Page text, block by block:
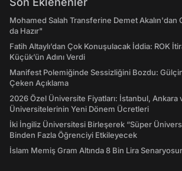
Mohamed Salah Transferine Demet Akalın'dan
da Hazır"
Fatih Altaylı’dan Çok Konuşulacak İddia: ROK
Küçük’ün Adını Verdi
Manifest Polemiğinde Sessizliğini Bozdu:
Çeken Açıklama
2026 Özel Üniversite Fiyatları: İstanbul, Ankara
Üniversitelerinin Yeni Dönem Ücretleri
İki İngiliz Üniversitesi Birleşerek “Süper
Binden Fazla Öğrenciyi Etkileyecek
İslam Memiş Gram Altında 8 Bin Lira